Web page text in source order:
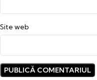
Site web